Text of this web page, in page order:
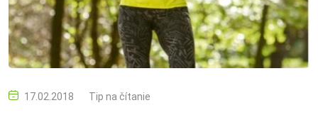
17.02.2018 Tip na čítanie